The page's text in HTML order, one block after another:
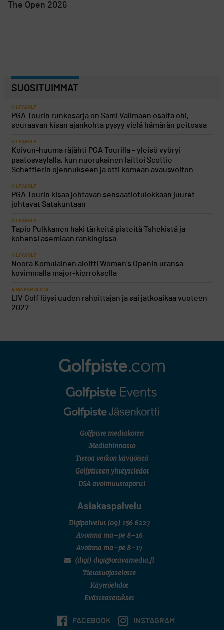
The Open 2026
SUOSITUIMMAT
KILPAGOLF
PGA Tourin runkosarja on Sami Välimäen osalta ohi,
seuraavan kisan ajankohta pysyy vielä hämärän peitossa
KILPAGOLF
Koivun-huuma räjähti PGA Tourilla – yleisö vyöryi
päätösväylällä, kun nuorukainen laittoi Scottie
Schefflerin ojennukseen ja otti komean avausvoiton
KILPAGOLF
PGA Tourin kisaa johtavan sensaatiotulokkaan juuret
johtavat Satakuntaan
KILPAGOLF
Tapio Pulkkanen haki tärkeitä pisteitä Tshekistä ja
kohensi asemiaan rankingissa
KILPAGOLF
Noora Komulainen aloitti Women’s Openin uransa
kovimmalla major-kierroksella
AJANKOHTAISTA
LIV Golf löysi uuden rahoittajan ja sai jatkoaikaa vuoteen
2027
Golfpiste mediakortti
Mediahinnasto
Tietoa verkon kävijöistä
Golfpisteen yhteystiedot
DSA avoimuusraportti
Asiakaspalvelu
Digipalvelut (09) 156 6227
Avoinna ma–pe 8–16
Avoinna ma–pe 8–17
(digi) digi@otavamedia.fi
Tietosuojaseloste
Käyttöehdot
Evästeasetukset
FACEBOOK INSTAGRAM